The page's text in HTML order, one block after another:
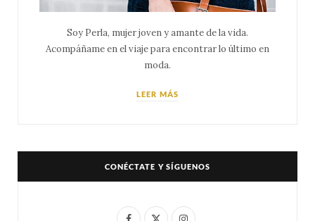
Soy Perla, mujer joven y amante de la vida.
Acompáñame en el viaje para encontrar lo último en
moda.
LEER MÁS
CONÉCTATE Y SÍGUENOS
F
X
I